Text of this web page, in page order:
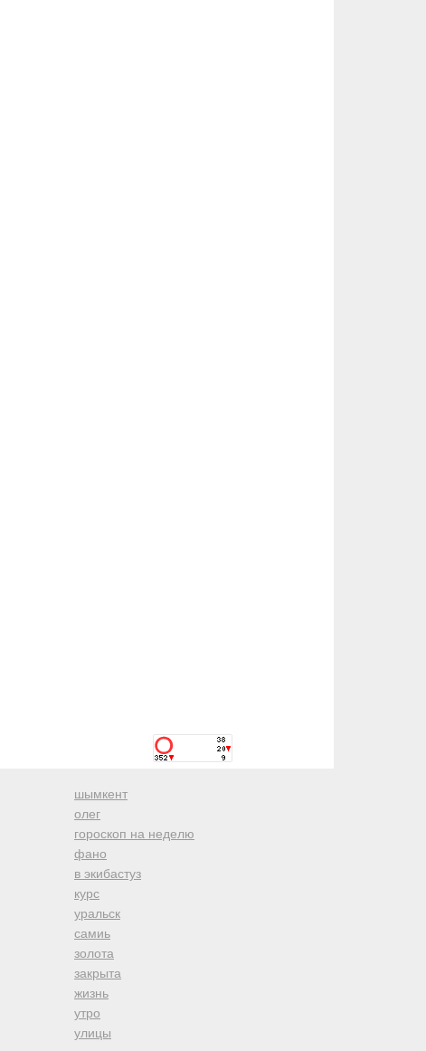
шымкент
олег
гороскоп на неделю
фано
в экибастуз
курс
уральск
самиь
золота
закрыта
жизнь
утро
улицы